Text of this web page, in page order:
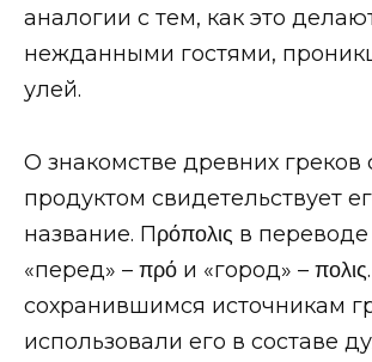
аналогии с тем, как это
нежданными гостями,
улей.
О знакомстве древних
продуктом свидетельствует
название. Пρόπολις в
«перед» – πρό и «город» –
сохранившимся источникам
использовали его в составе